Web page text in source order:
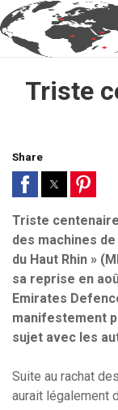
Triste
Share
Triste
des machines
du Haut Rhin »
sa reprise en
Emirates
manifestement
sujet avec les
Suite au rachat
aurait légalement